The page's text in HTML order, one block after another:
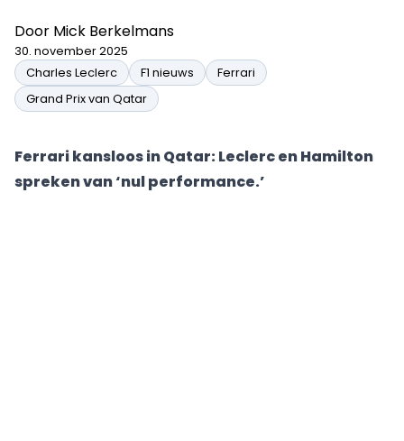
Door Mick Berkelmans
30. november 2025
Charles Leclerc
F1 nieuws
Ferrari
Grand Prix van Qatar
Ferrari kansloos in Qatar: Leclerc en Hamilton
spreken van ‘nul performance.’